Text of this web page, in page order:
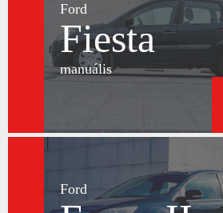
Ford
Fiesta
manuális
Ford